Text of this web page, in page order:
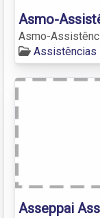
Asmo-
Asmo-
Assistências
Asseppai